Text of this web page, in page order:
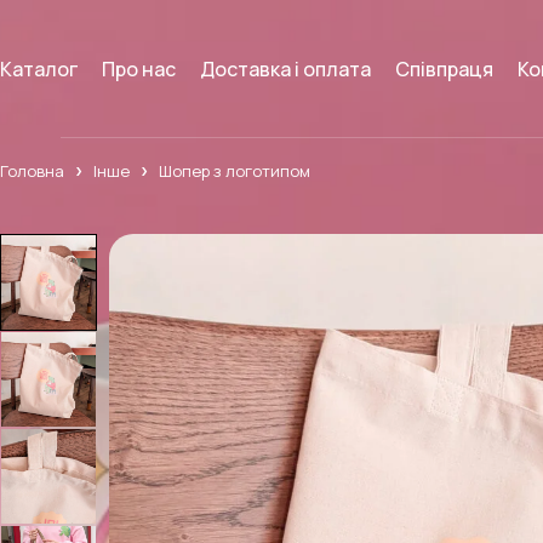
Каталог Про нас Доставка і оплата Співпраця
Головна Інше Шопер з логотипом